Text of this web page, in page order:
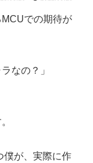
での期待が
なの？」
僕が、実際に作